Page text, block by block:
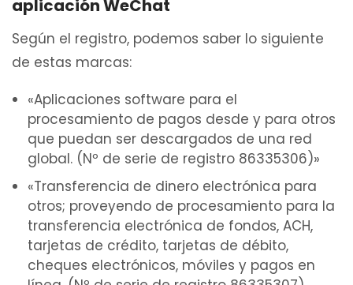
aplicación WeChat
Según el registro, podemos saber lo siguiente
de estas marcas:
«Aplicaciones software para el
procesamiento de pagos desde y para otros
que puedan ser descargados de una red
global. (Nº de serie de registro 86335306)»
«Transferencia de dinero electrónica para
otros; proveyendo de procesamiento para la
transferencia electrónica de fondos, ACH,
tarjetas de crédito, tarjetas de débito,
cheques electrónicos, móviles y pagos en